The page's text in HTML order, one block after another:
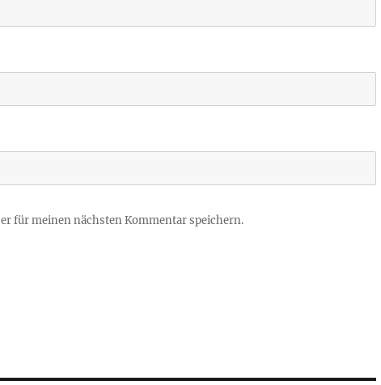
für meinen nächsten Kommentar speichern.